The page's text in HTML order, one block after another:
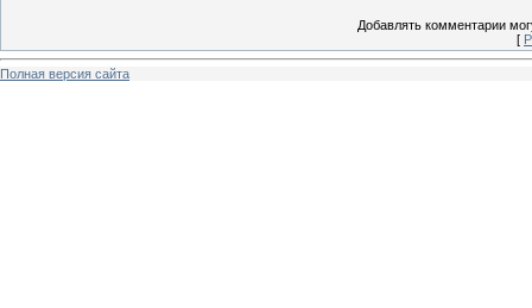
Добавлять комментарии
[
Полная версия сайта